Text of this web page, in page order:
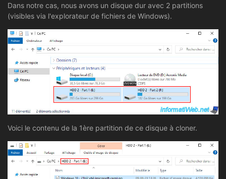
Dans notre cas, nous avons un disque dur avec 2 partitions
(visibles via l'explorateur de fichiers de Windows).
Voici le contenu de la 1ère partition de ce disque à cloner.